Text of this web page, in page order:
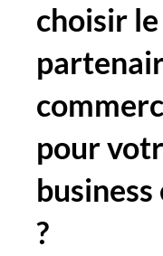
choisir
pour
?